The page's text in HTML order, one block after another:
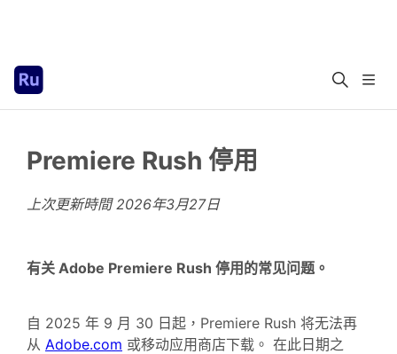
Premiere Rush 停用
上次更新時間2026年3月27日
有关 Adobe Premiere Rush 停用的常见问题。
自 2025 年 9 月 30 日起，Premiere Rush 将无法再
从 Adobe.com 或移动应用商店下载。 在此日期之